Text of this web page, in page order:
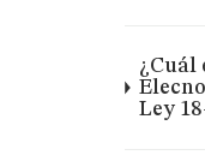
¿Cuál
Ley